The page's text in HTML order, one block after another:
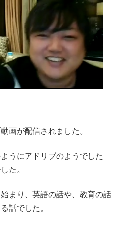
画が配信されました。
うにアドリブのようでした
た。
まり、英語の話や、教育の話
話でした。